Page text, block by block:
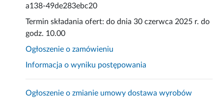
a138-49de283ebc20
Termin składania ofert: do dnia 30 czerwca 2025 r. do
godz. 10.00
Ogłoszenie o zamówieniu
Informacja o wyniku postępowania
Ogłoszenie o zmianie umowy dostawa wyrobów